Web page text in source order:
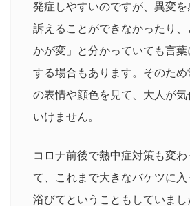
発症しやすいのですが、異変
訴えることができなかったり
かが変」と分かっていても言葉
する場合もあります。そのた
の表情や顔色を見て、大人が気
いけません。
コロナ前後で熱中症対策も変
て、これまで大きなバケツに
浴びてということもしていま